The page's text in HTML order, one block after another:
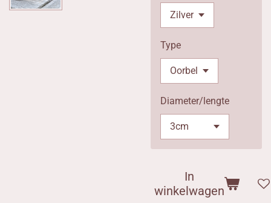
Type
Diameter/lengte
In
winkelwagen